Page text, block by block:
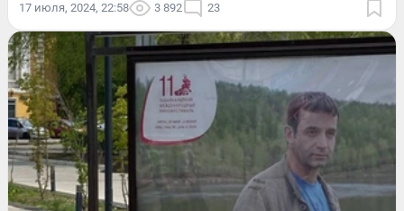
17 июля, 2024, 22:58 3 892 23